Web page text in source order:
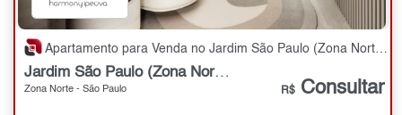
Apartamento para Venda no Jardim São Paulo (Zona Norte) com 2,3,4 quartos - 54 a 136 m²
Jardim São Paulo (Zona Norte)
Zona Norte - São Paulo R$ Consultar